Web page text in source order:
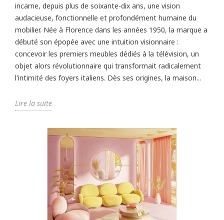
incarne, depuis plus de soixante-dix ans, une vision
audacieuse, fonctionnelle et profondément humaine du
mobilier. Née à Florence dans les années 1950, la marque a
débuté son épopée avec une intuition visionnaire :
concevoir les premiers meubles dédiés à la télévision, un
objet alors révolutionnaire qui transformait radicalement
l'intimité des foyers italiens. Dès ses origines, la maison...
Lire la suite